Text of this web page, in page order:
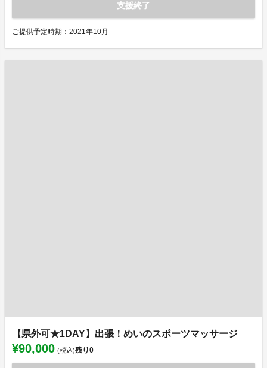
支援終了
ご提供予定時期：2021年10月
【県外可★1DAY】出張！めいのスポーツマッサージ
¥90,000 (税込)残り0